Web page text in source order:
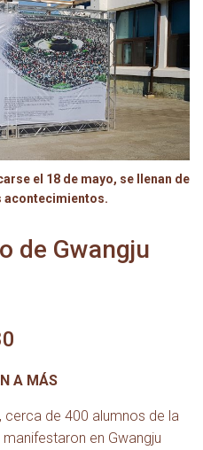
el 18 de mayo, se llenan de
acontecimientos.
de Gwangju
A MÁS
cerca de 400 alumnos de la
en Gwangju